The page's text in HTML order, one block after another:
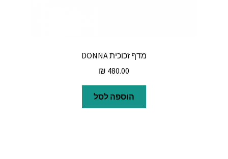
מדף זכוכית DONNA
₪ 480.00
הוספה לסל